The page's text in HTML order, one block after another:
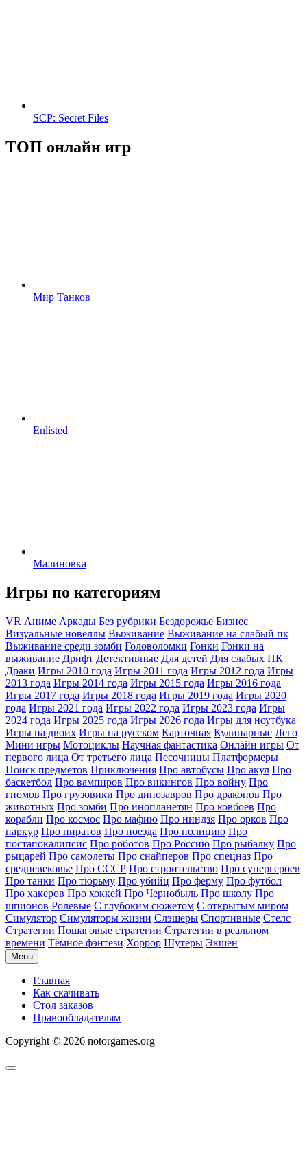
SCP: Secret Files
ТОП онлайн игр
Мир Танков
Enlisted
Малиновка
Игры по категориям
VR Аниме Аркады Без рубрики Бездорожье Бизнес
Визуальные новеллы Выживание Выживание на слабый пк
Выживание среди зомби Головоломки Гонки Гонки на
выживание Дрифт Детективные Для детей Для слабых ПК
Драки Игры 2010 года Игры 2011 года Игры 2012 года Игры
2013 года Игры 2014 года Игры 2015 года Игры 2016 года
Игры 2017 года Игры 2018 года Игры 2019 года Игры 2020
года Игры 2021 года Игры 2022 года Игры 2023 года Игры
2024 года Игры 2025 года Игры 2026 года Игры для ноутбука
Игры на двоих Игры на русском Карточная Кулинарные Лего
Мини игры Мотоциклы Научная фантастика Онлайн игры От
первого лица От третьего лица Песочницы Платформеры
Поиск предметов Приключения Про автобусы Про акул Про
баскетбол Про вампиров Про викингов Про войну Про
гномов Про грузовики Про динозавров Про драконов Про
животных Про зомби Про инопланетян Про ковбоев Про
корабли Про космос Про мафию Про ниндзя Про орков Про
паркур Про пиратов Про поезда Про полицию Про
постапокалипсис Про роботов Про Россию Про рыбалку Про
рыцарей Про самолеты Про снайперов Про спецназ Про
средневековье Про СССР Про строительство Про супергероев
Про танки Про тюрьму Про убийц Про ферму Про футбол
Про хакеров Про хоккей Про Чернобыль Про школу Про
шпионов Ролевые С глубоким сюжетом С открытым миром
Симулятор Симуляторы жизни Слэшеры Спортивные Стелс
Стратегии Пошаговые стратегии Стратегии в реальном
времени Тёмное фэнтези Хоррор Шутеры Экшен
Menu
Главная
Как скачивать
Стол заказов
Правообладателям
Copyright © 2026 notorgames.org
Scroll